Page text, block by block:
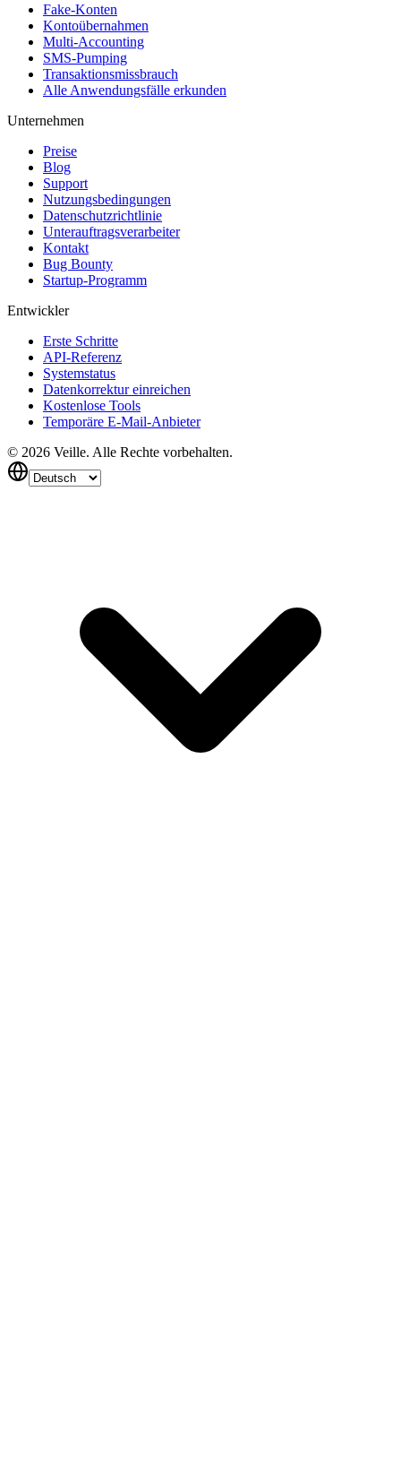
Fake-Konten
Kontoübernahmen
Multi-Accounting
SMS-Pumping
Transaktionsmissbrauch
Alle Anwendungsfälle erkunden
Unternehmen
Preise
Blog
Support
Nutzungsbedingungen
Datenschutzrichtlinie
Unterauftragsverarbeiter
Kontakt
Bug Bounty
Startup-Programm
Entwickler
Erste Schritte
API-Referenz
Systemstatus
Datenkorrektur einreichen
Kostenlose Tools
Temporäre E-Mail-Anbieter
© 2026 Veille. Alle Rechte vorbehalten.